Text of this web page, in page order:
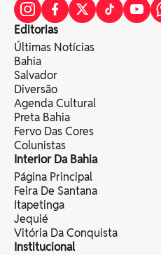
Editorias
Últimas Notícias
Bahia
Salvador
Diversão
Agenda Cultural
Preta Bahia
Fervo Das Cores
Colunistas
Interior Da Bahia
Página Principal
Feira De Santana
Itapetinga
Jequié
Vitória Da Conquista
Institucional